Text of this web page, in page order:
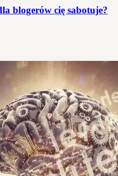
blogerów cię sabotuje?